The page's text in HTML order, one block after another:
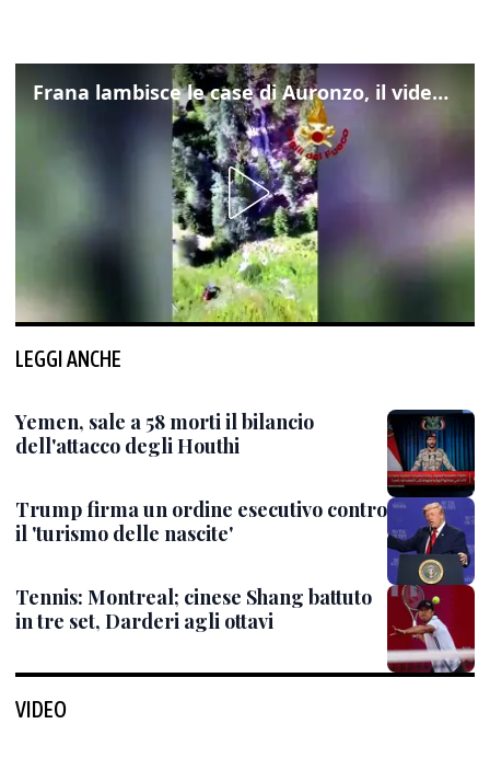
Frana lambisce le case di Auronzo, il video dall'elicottero dei vigili del fuoco
LEGGI ANCHE
Yemen, sale a 58 morti il bilancio
dell'attacco degli Houthi
Trump firma un ordine esecutivo contro
il 'turismo delle nascite'
Tennis: Montreal; cinese Shang battuto
in tre set, Darderi agli ottavi
VIDEO